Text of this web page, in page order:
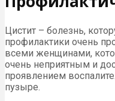
Цистит – болезнь,
профилактики очень
всеми женщинами,
очень неприятным и
проявлением
пузыре.